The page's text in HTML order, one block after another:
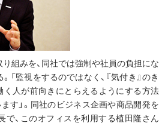
組みを、同社では強制や社員の負担にな
「監視をするのではなく、『気付き』のき
く人が前向きにとらえるようにする方法
す」。同社のビジネス企画や商品開発を
で、このオフィスを利用する植田隆さん